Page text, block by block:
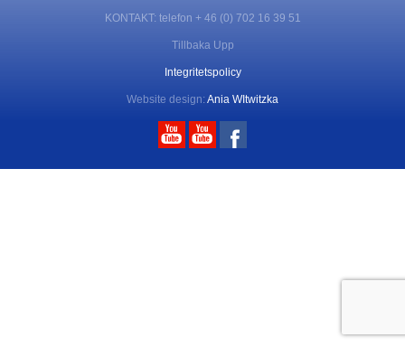
KONTAKT: telefon + 46 (0) 702 16 39 51
Tillbaka Upp
Integritetspolicy
Website design:Ania WItwitzka